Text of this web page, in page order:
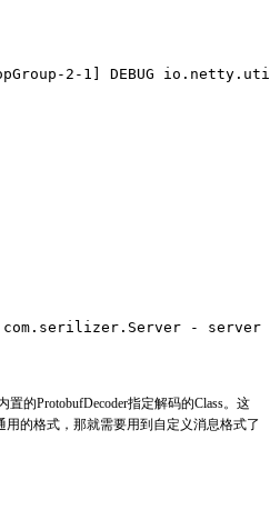
2-1] DEBUG
com.serilizer.Server - server
的ProtobufDecoder指定解码的Class。这
用的格式，那就需要用到自定义消息格式了